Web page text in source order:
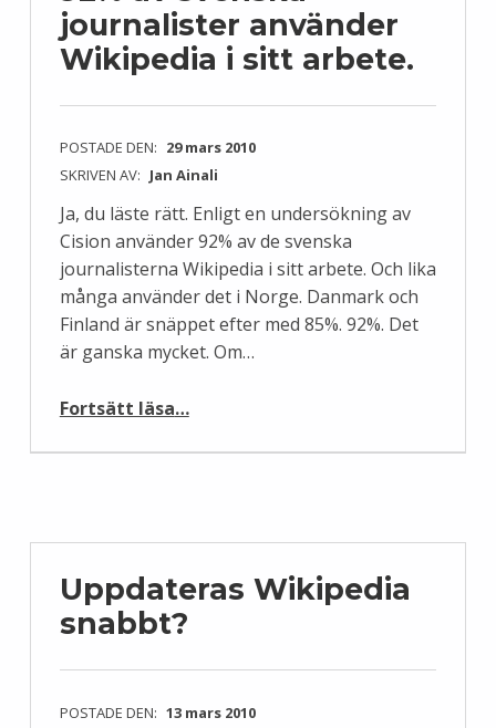
journalister använder
Wikipedia i sitt arbete.
POSTADE DEN: 29 mars 2010
SKRIVEN AV: Jan Ainali
Ja, du läste rätt. Enligt en undersökning av
Cision använder 92% av de svenska
journalisterna Wikipedia i sitt arbete. Och lika
många använder det i Norge. Danmark och
Finland är snäppet efter med 85%. 92%. Det
är ganska mycket. Om…
Fortsätt läsa“92% av svenska journalister använder Wikipedia i sitt arbete.”
…
Uppdateras Wikipedia
snabbt?
POSTADE DEN: 13 mars 2010